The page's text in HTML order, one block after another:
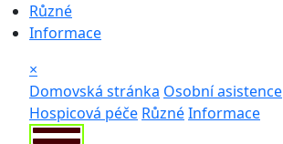
Různé
Informace
×
Domovská stránka Osobní asistence
Hospicová péče RůznéInformace